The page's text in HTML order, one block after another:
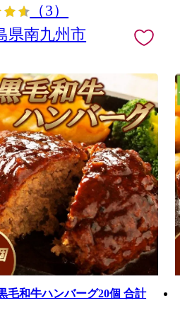
（3）
県南九州市
毛和牛ハンバーグ20個 合計